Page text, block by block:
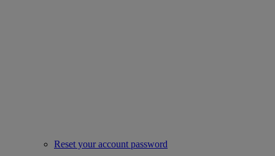
Reset your account password